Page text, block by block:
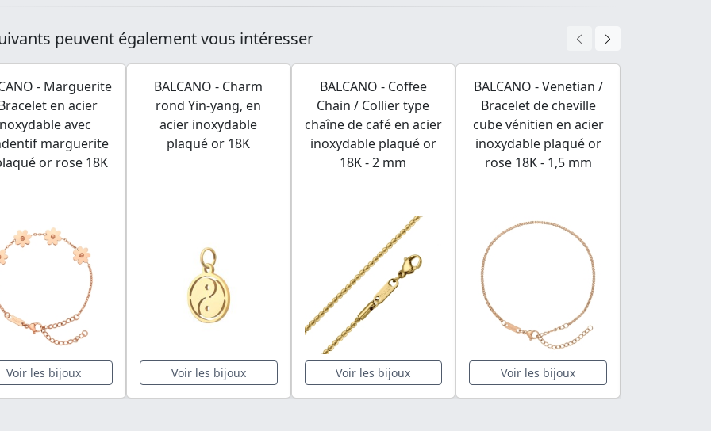
peuvent également vous intéresser
- Marguerite
en acier
avec
marguerite
or rose 18K
Voir les bijoux
BALCANO - Charm
rond Yin-yang, en
acier inoxydable
plaqué or 18K
Voir les bijoux
BALCANO - Coffee
Chain / Collier type
chaîne de café en acier
inoxydable plaqué or
18K - 2 mm
Voir les bijoux
BALCANO - Venetian /
Bracelet de cheville
cube vénitien en acier
inoxydable plaqué or
rose 18K - 1,5 mm
Voir les bijoux